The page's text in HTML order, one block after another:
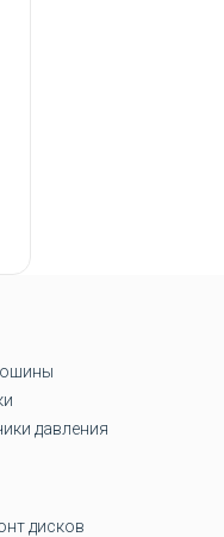
давления
дисков